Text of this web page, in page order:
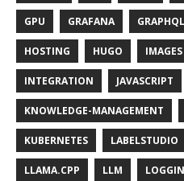
GPU GRAFANA GRAPHQL
HOSTING HUGO IMAGES
INTEGRATION JAVASCRIPT
KNOWLEDGE-MANAGEMENT
KUBERNETES LABELSTUDIO
LLAMA.CPP LLM